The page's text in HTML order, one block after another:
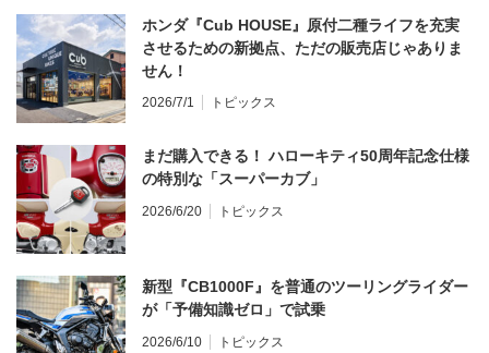
ホンダ『Cub HOUSE』原付二種ライフを充実
させるための新拠点、ただの販売店じゃありま
せん！
2026/7/1 トピックス
まだ購入できる！ ハローキティ50周年記念仕様
の特別な「スーパーカブ」
2026/6/20 トピックス
新型『CB1000F』を普通のツーリングライダー
が「予備知識ゼロ」で試乗
2026/6/10 トピックス